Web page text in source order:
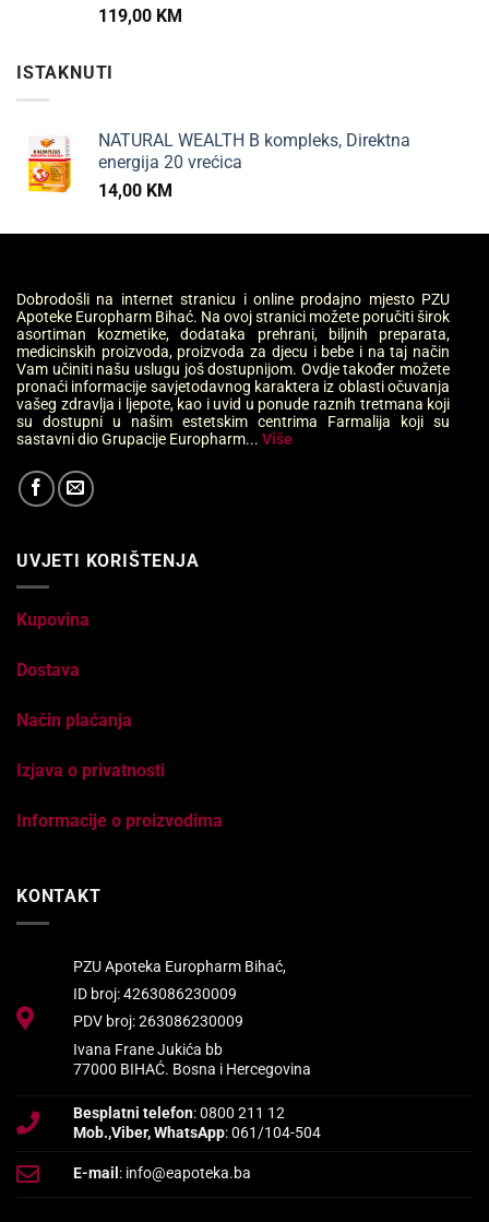
119,00 KM
ISTAKNUTI
NATURAL WEALTH B kompleks, Direktna
energija 20 vrećica
14,00 KM
Dobrodošli na internet stranicu i online prodajno mjesto PZU
Apoteke Europharm Bihać. Na ovoj stranici možete poručiti širok
asortiman kozmetike, dodataka prehrani, biljnih preparata,
medicinskih proizvoda, proizvoda za djecu i bebe i na taj način
Vam učiniti našu uslugu još dostupnijom. Ovdje također možete
pronaći informacije savjetodavnog karaktera iz oblasti očuvanja
vašeg zdravlja i ljepote, kao i uvid u ponude raznih tretmana koji
su dostupni u našim estetskim centrima Farmalija koji su
sastavni dio Grupacije Europharm... Više
UVJETI KORIŠTENJA
Kupovina
Dostava
Način plaćanja
Izjava o privatnosti
Informacije o proizvodima
KONTAKT
PZU Apoteka Europharm Bihać,
ID broj: 4263086230009
PDV broj: 263086230009
Ivana Frane Jukića bb
77000 BIHAĆ. Bosna i Hercegovina
Besplatni telefon: 0800 211 12
Mob.,Viber, WhatsApp: 061/104-504
E-mail : info@eapoteka.ba